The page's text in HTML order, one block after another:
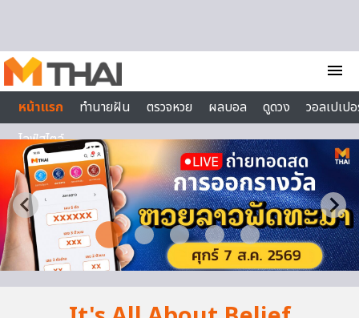
menu
หน้าแรก
ทำนายฝัน ตรวจหวย ผลบอล ดูดวง
วอลเปเป
ไลฟ์สไตล์